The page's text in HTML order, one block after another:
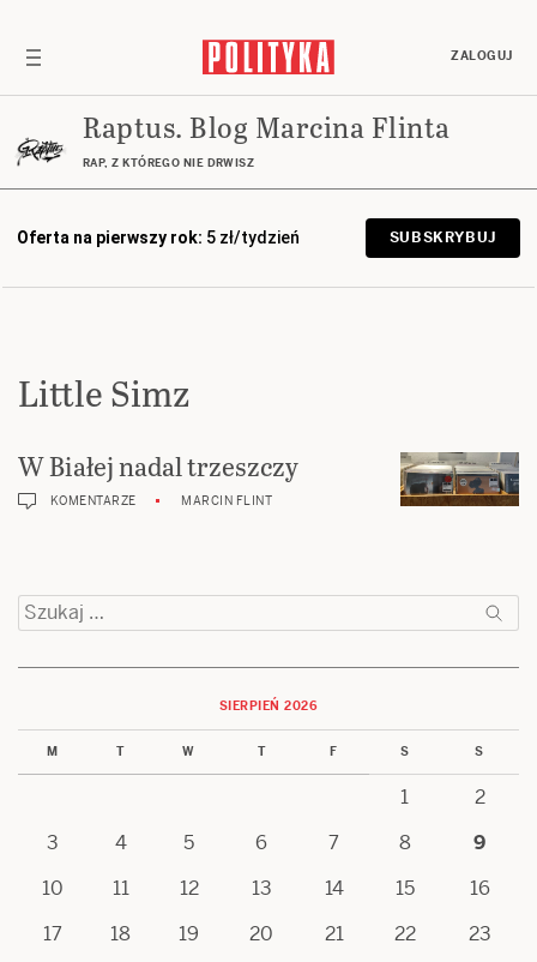
ZALOGUJ
Raptus. Blog Marcina Flinta
RAP, Z KTÓREGO NIE DRWISZ
Oferta na pierwszy rok: 5 zł/tydzień SUBSKRYBUJ
Little Simz
W Białej nadal trzeszczy
KOMENTARZE MARCIN FLINT
Szukaj:
SIERPIEŃ 2026
M T W T F S S
1
2
3
4 5 6 7 8
9
10
11 12 13 14 15
16
17
18 19 20 21 22
23